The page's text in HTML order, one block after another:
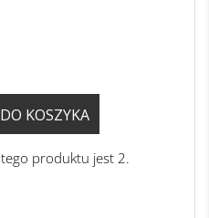
KOSZYKA
produktu jest 2.